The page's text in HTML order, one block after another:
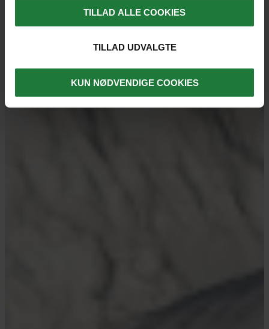
TILLAD ALLE COOKIES
TILLAD UDVALGTE
KUN NØDVENDIGE COOKIES